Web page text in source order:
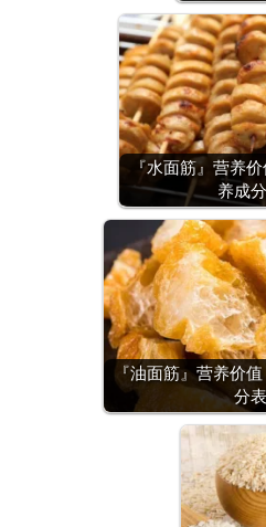
『水面筋』营养
养成
『油面筋』营养价
分表